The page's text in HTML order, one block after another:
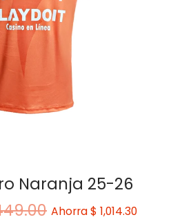
Naranja 25-26
Ahorra$ 1,014.30